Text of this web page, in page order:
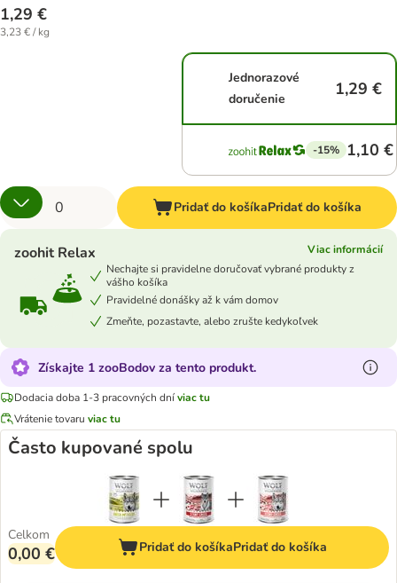
1,29 €
3,23 € / kg
Jednorazové
doručenie
1,29 €
-15% 1,10 €
Pridať do košíkaPridať do košíka
zoohit Relax
Viac informácií
Nechajte si pravidelne doručovať vybrané produkty z
vášho košíka
Pravidelné donášky až k vám domov
Zmeňte, pozastavte, alebo zrušte kedykoľvek
Získajte 1 zooBodov za tento produkt.
Dodacia doba 1-3 pracovných dníviac tu
Vrátenie tovaru viac tu
Často kupované spolu
Celkom
0,00 € Pridať do košíkaPridať do košíka